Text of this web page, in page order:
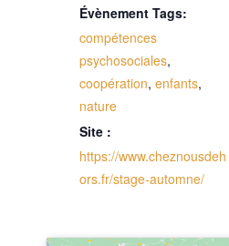
Évènement Tags:
compétences
psychosociales,
coopération, enfants,
nature
Site :
https://www.cheznousdeh
ors.fr/stage-automne/